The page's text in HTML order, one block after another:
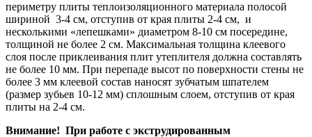
периметру плиты теплоизоляционного материала полосой
шириной 3-4 см, отступив от края плиты 2-4 см, и
несколькими «лепешками» диаметром 8-10 см посередине,
толщиной не более 2 см. Максимальная толщина клеевого
слоя после приклеивания плит утеплителя должна составлять
не более 10 мм. При перепаде высот по поверхности стены не
более 3 мм клеевой состав наносят зубчатым шпателем
(размер зубьев 10-12 мм) сплошным слоем, отступив от края
плиты на 2-4 см.
Внимание! При работе с экструдированным